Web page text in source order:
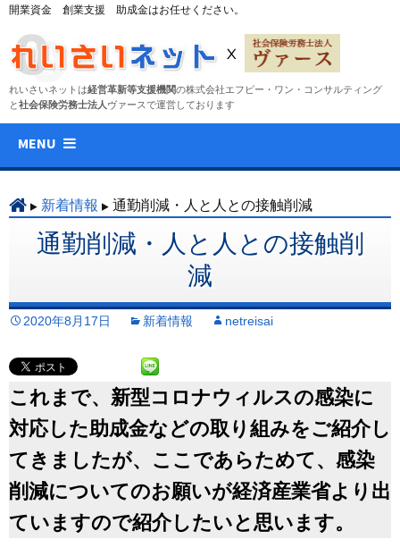
開業資金 創業支援 助成金はお任せください。
れいさいネットは経営革新等支援機関の株式会社エフピー・ワン・コンサルティング
と社会保険労務士法人 ヴァースで運営しております
MENU
ン
ツ
へ
ッ
新着情報 通勤削減・人と人との接触削減
通勤削減・人と人との接触削
減
2020年8月17日 新着情報 netreisai
これまで、新型コロナウィルスの感染に
対応した助成金などの取り組みをご紹介し
てきましたが、ここであらためて、感染
削減についてのお願いが経済産業省より出
ていますので紹介したいと思います。